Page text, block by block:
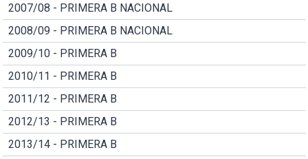
2007/08 - PRIMERA B NACIONAL
2008/09 - PRIMERA B NACIONAL
2009/10 - PRIMERA B
2010/11 - PRIMERA B
2011/12 - PRIMERA B
2012/13 - PRIMERA B
2013/14 - PRIMERA B